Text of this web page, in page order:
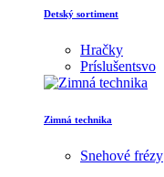
Detský sortiment
Hračky
Príslušentsvo
Zimná technika
Snehové frézy